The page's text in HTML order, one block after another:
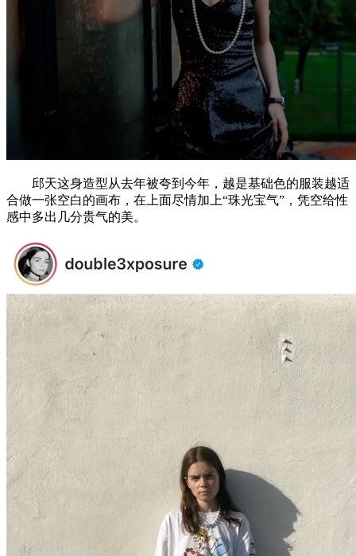
邱天这身造型从去年被夸到今年，越是基础色的服装越适
合做一张空白的画布，在上面尽情加上“珠光宝气”，凭空给性
感中多出几分贵气的美。